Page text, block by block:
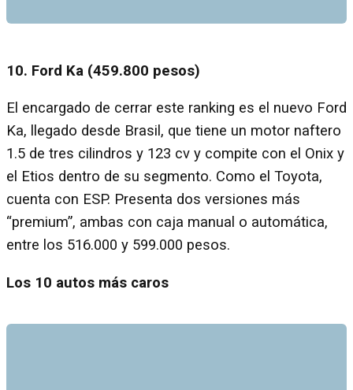
10. Ford Ka (459.800 pesos)
El encargado de cerrar este ranking es el nuevo Ford
Ka, llegado desde Brasil, que tiene un motor naftero
1.5 de tres cilindros y 123 cv y compite con el Onix y
el Etios dentro de su segmento. Como el Toyota,
cuenta con ESP. Presenta dos versiones más
“premium”, ambas con caja manual o automática,
entre los 516.000 y 599.000 pesos.
Los 10 autos más caros